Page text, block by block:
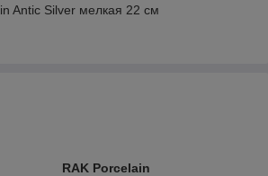
Antic Silver мелкая 22 см
RAK Porcelain